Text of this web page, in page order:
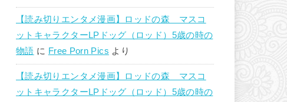
【読み切りエンタメ漫画】ロッドの森 マスコ
ットキャラクターLPドッグ（ロッド）5歳の時の
物語 に Free Porn Pics より
【読み切りエンタメ漫画】ロッドの森 マスコ
ットキャラクターLPドッグ（ロッド）5歳の時の